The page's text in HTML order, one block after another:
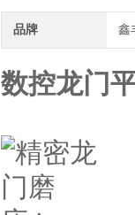
品牌 鑫
数控龙门